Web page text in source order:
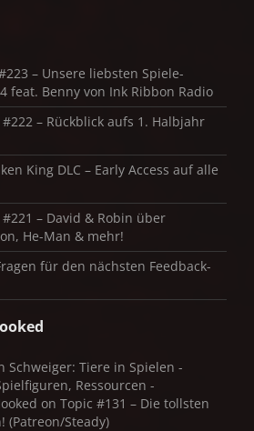
– Unsere liebsten Spiele-
feat. Benny von Ink Ribbon Radio
– Rückblick aufs 1. Halbjahr
King DLC – Early Access auf alle
– David & Robin über
He-Man & mehr!
für den nächsten Feedback-
Schweiger: Tiere in Spielen -
Ressourcen -
on Topic #131 – Die tollsten
(Patreon/Steady)